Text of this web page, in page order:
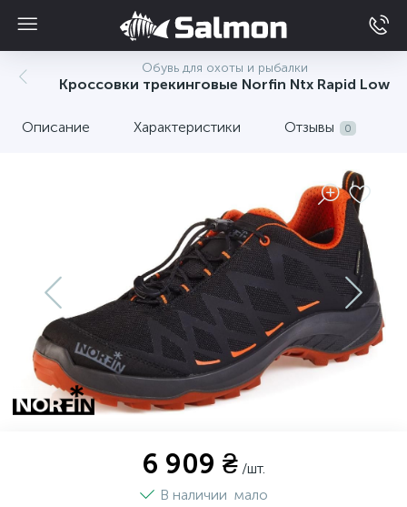
Обувь для охоты и рыбалки
Кроссовки трекинговые Norfin Ntx Rapid Low
Описание Характеристики Отзывы 0
6 909 ₴ /шт.
В наличии мало